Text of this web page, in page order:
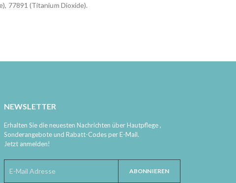
77891 (Titanium Dioxide).
NEWSLETTER
Erhalten Sie die neuesten Nachrichten über Hautpflege ,
Sonderangebote und Rabatt-Codes per E-Mail.
Jetzt anmelden!
ABONNIEREN